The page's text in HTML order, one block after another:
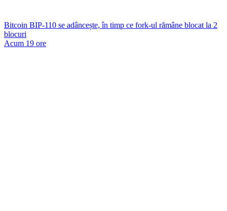
Bitcoin BIP-110 se adâncește, în timp ce fork-ul rămâne blocat la 2
blocuri
Acum 19 ore